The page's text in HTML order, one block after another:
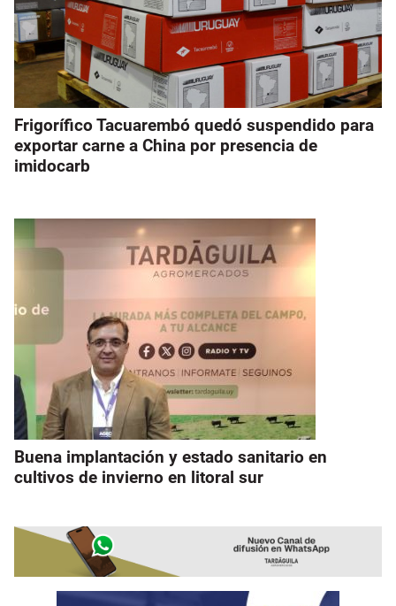
Frigorífico Tacuarembó quedó suspendido para
exportar carne a China por presencia de
imidocarb
Buena implantación y estado sanitario en
cultivos de invierno en litoral sur